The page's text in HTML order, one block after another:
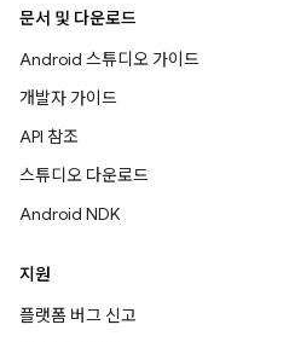
문서 및 다운로드
Android 스튜디오 가이드
개발자 가이드
API 참조
스튜디오 다운로드
Android NDK
지원
플랫폼 버그 신고